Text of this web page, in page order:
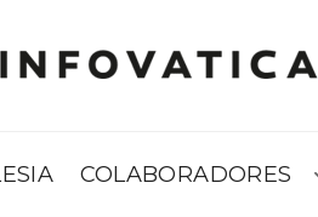
COLABORADORES